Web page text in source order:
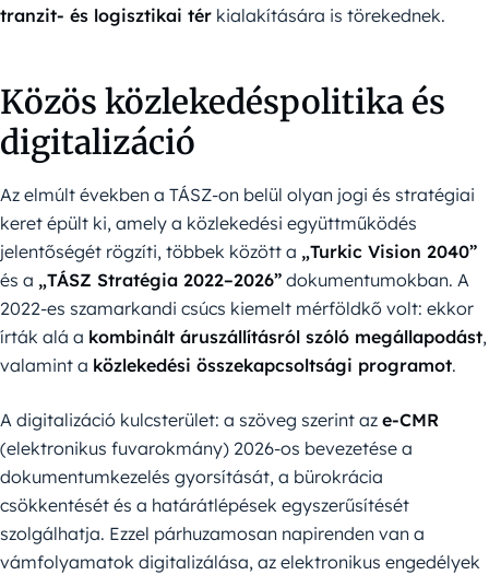
tranzit- és logisztikai tér kialakítására is törekednek.
Közös közlekedéspolitika és
digitalizáció
Az elmúlt években a TÁSZ-on belül olyan jogi és stratégiai
keret épült ki, amely a közlekedési együttműködés
jelentőségét rögzíti, többek között a „Turkic Vision 2040”
és a „TÁSZ Stratégia 2022–2026” dokumentumokban. A
2022-es szamarkandi csúcs kiemelt mérföldkő volt: ekkor
írták alá a kombinált áruszállításról szóló megállapodást,
valamint a közlekedési összekapcsoltsági programot.
A digitalizáció kulcsterület: a szöveg szerint az e-CMR
(elektronikus fuvarokmány) 2026-os bevezetése a
dokumentumkezelés gyorsítását, a bürokrácia
csökkentését és a határátlépések egyszerűsítését
szolgálhatja. Ezzel párhuzamosan napirenden van a
vámfolyamatok digitalizálása, az elektronikus engedélyek